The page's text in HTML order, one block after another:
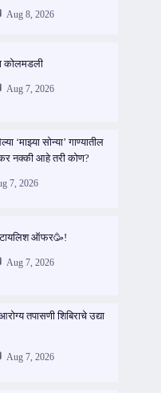
Aug 8, 2026
कोलमडली
Aug 7, 2026
‘माझ्या सोन्या’ गाण्यातील
नक्की आहे तरी कोण?
7, 2026
ऑफर🥳!
Aug 7, 2026
तपासणी शिबिराचे उद्या
Aug 7, 2026